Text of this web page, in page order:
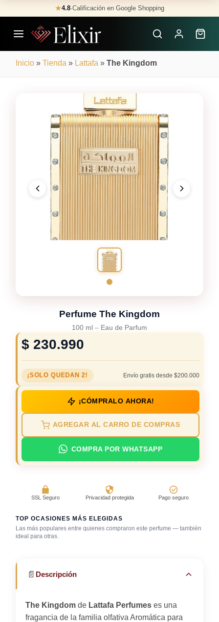
to
content
★4.8·Calificación en Google Shopping
Inicio » Tienda » Lattafa » The Kingdom
Perfume The Kingdom
100 ml – Eau de Parfum
$ 230.990
¡SOLO QUEDAN 2! Envío gratis desde $200.000
¡CÓMPRALO AHORA!
AGREGAR AL CARRO DE COMPRAS
COMPRA POR WHATSAPP
SSL Seguro Privacidad protegida Pago seguro
TOP OCASIONES MÁS ELEGIDAS
Las más populares entre quienes compraron este perfume — también
ideal para otras.
Boda (invitado)
📄 Descripción
The Kingdom de Lattafa Perfumes es una
fragancia de la familia olfativa Aromática para